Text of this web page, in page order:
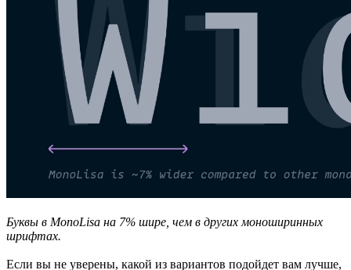
Буквы в MonoLisa на 7% шире, чем в других моноширинных
шрифтах.
Если вы не уверены, какой из вариантов подойдет вам лучше,